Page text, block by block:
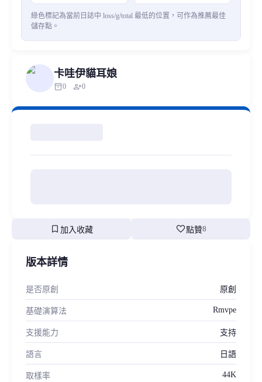
綠色標記為當前日誌中 loss/g/total 最低的位置，可作為推薦最佳
儲存點。
卡哇伊貓耳娘
inventory_20 person_add0
bookmark 加入收藏 favorite點贊8
版本詳情
是否原創 原創
基礎演算法 Rmvpe
支援能力 支持
語言 日語
取樣率 44K